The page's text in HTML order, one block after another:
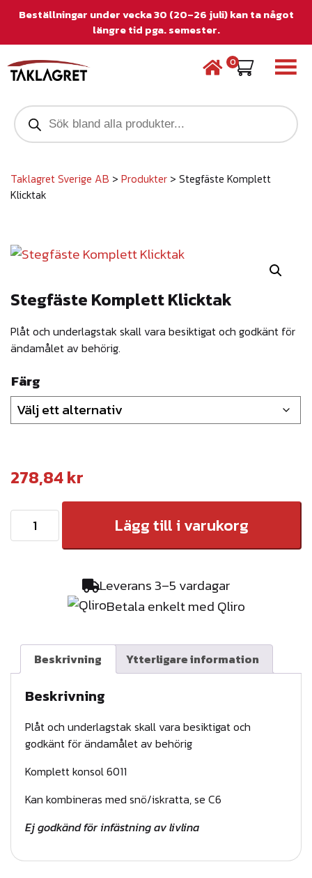
Beställningar under vecka 30 (20–26 juli) kan ta något
längre tid pga. semester.
0
P
r
o
c
t
s
a
r
Taklagret Sverige AB > Produkter > Stegfäste Komplett
Klicktak
Stegfäste Komplett Klicktak
Plåt och underlagstak skall vara besiktigat och godkänt för
ändamålet av behörig.
Färg
278,84kr
S
t
e
K
Lägg till i varukorg
Leverans 3–5 vardagar
Betala enkelt med Qliro
Beskrivning Ytterligare information
Beskrivning
Plåt och underlagstak skall vara besiktigat och
godkänt för ändamålet av behörig
Komplett konsol 6011
Kan kombineras med snö/iskratta, se C6
Ej godkänd för infästning av livlina